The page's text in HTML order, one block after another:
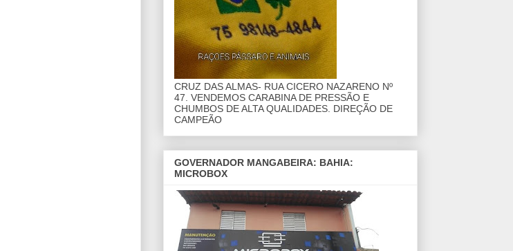
CRUZ DAS ALMAS- RUA CICERO NAZARENO Nº
47. VENDEMOS CARABINA DE PRESSÃO E
CHUMBOS DE ALTA QUALIDADES. DIREÇÃO DE
CAMPEÃO
GOVERNADOR MANGABEIRA: BAHIA:
MICROBOX